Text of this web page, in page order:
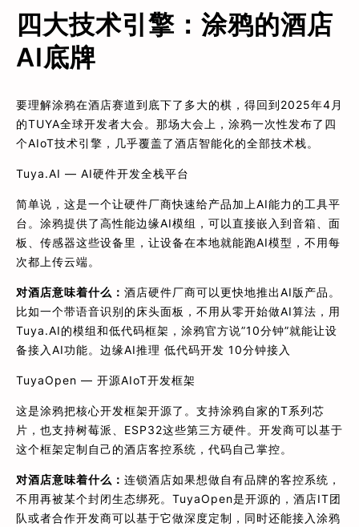
四大技术引擎：涂鸦的酒店
AI底牌
要理解涂鸦在酒店赛道到底下了多大的棋，得回到2025年4月
的TUYA全球开发者大会。那场大会上，涂鸦一次性发布了四
个AIoT技术引擎，几乎覆盖了酒店智能化的全部技术栈。
Tuya.AI — AI硬件开发全栈平台
简单说，这是一个让硬件厂商快速给产品加上AI能力的工具平
台。涂鸦提供了高性能边缘AI模组，可以直接嵌入到音箱、面
板、传感器这些设备里，让设备在本地就能跑AI模型，不用每
次都上传云端。
对酒店意味着什么： 酒店硬件厂商可以更快地推出AI版产品。
比如一个带语音识别的床头面板，不用从零开始做AI算法，用
Tuya.AI的模组和低代码框架，涂鸦官方说”10分钟”就能让设
备接入AI功能。边缘AI推理 低代码开发 10分钟接入
TuyaOpen — 开源AIoT开发框架
这是涂鸦把核心开发框架开源了。支持涂鸦自家的T系列芯
片，也支持树莓派、ESP32这些第三方硬件。开发商可以基于
这个框架定制自己的酒店客控系统，代码自己掌控。
对酒店意味着什么： 连锁酒店如果想做自有品牌的客控系统，
不用再被某个封闭生态绑死。TuyaOpen是开源的，酒店IT团
队或者合作开发商可以基于它做深度定制，同时还能接入涂鸦